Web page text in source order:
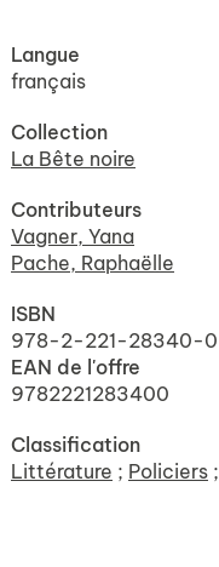
Langue
français
Collection
La Bête noire
Contributeurs
Vagner, Yana
Pache, Raphaëlle
ISBN
978-2-221-28340-0
EAN de l'offre
9782221283400
Classification
Littérature ; Policiers ;